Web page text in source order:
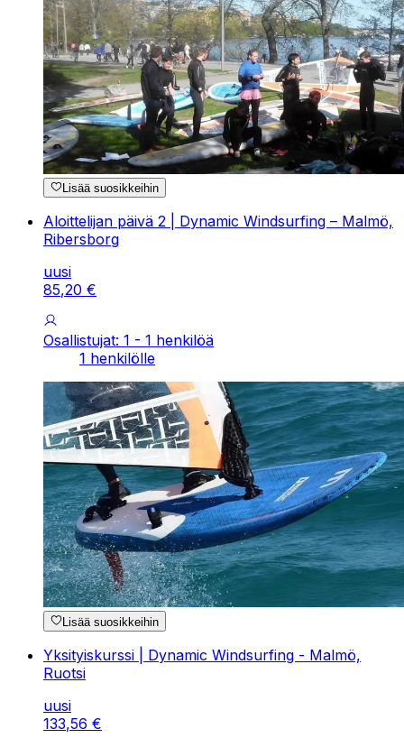
Lisää suosikkeihin
Aloittelijan päivä 2 | Dynamic Windsurfing – Malmö,
Ribersborg
uusi
85,20 €
Osallistujat: 1 - 1 henkilöä
1 henkilölle
Lisää suosikkeihin
Yksityiskurssi | Dynamic Windsurfing - Malmö,
Ruotsi
uusi
133,56 €